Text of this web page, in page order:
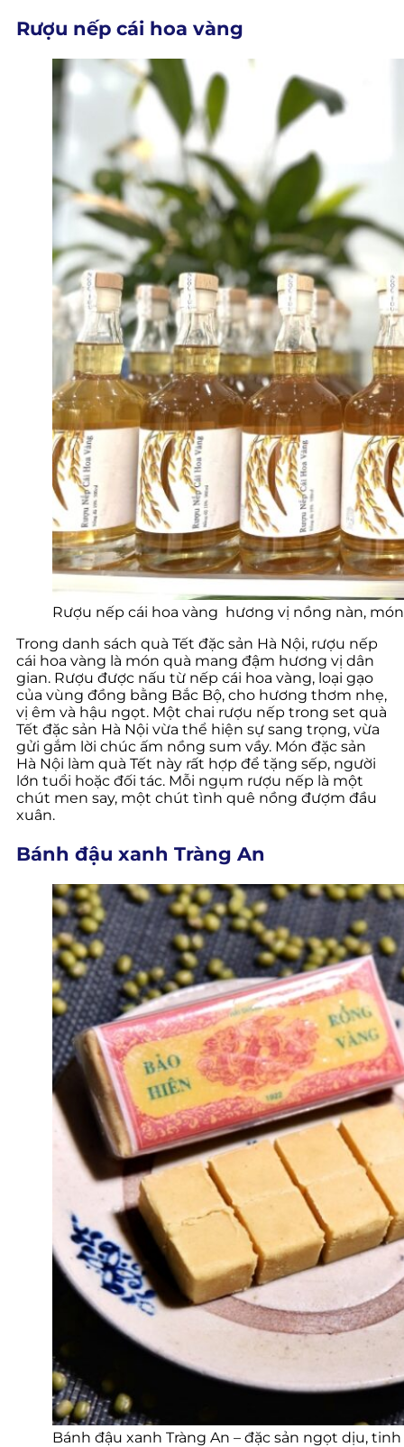
Rượu nếp cái hoa vàng
Rượu nếp cái hoa vàng hương vị nồng nàn,
Trong danh sách quà Tết đặc sản Hà Nội, rượu nếp
cái hoa vàng là món quà mang đậm hương vị dân
gian. Rượu được nấu từ nếp cái hoa vàng, loại gạo
của vùng đồng bằng Bắc Bộ, cho hương thơm nhẹ,
vị êm và hậu ngọt. Một chai rượu nếp trong set quà
Tết đặc sản Hà Nội vừa thể hiện sự sang trọng, vừa
gửi gắm lời chúc ấm nồng sum vầy. Món đặc sản
Hà Nội làm quà Tết này rất hợp để tặng sếp, người
lớn tuổi hoặc đối tác. Mỗi ngụm rượu nếp là một
chút men say, một chút tình quê nồng đượm đầu
xuân.
Bánh đậu xanh Tràng An
Bánh đậu xanh Tràng An – đặc sản ngọt dịu,